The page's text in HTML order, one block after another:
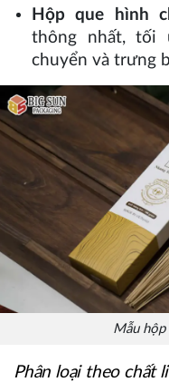
Hộp que hình
thông nhất, tối
chuyển và trưng
Mẫu
Phân loại theo chất